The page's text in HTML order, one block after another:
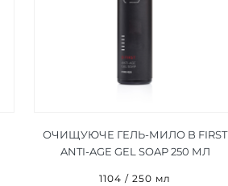
ОЧИЩУЮЧЕ ГЕЛЬ-МИЛО B FIRST
ANTI-AGE GEL SOAP 250 МЛ
1104 / 250 мл